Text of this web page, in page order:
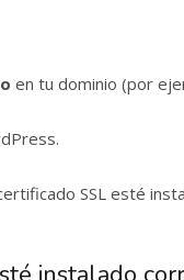
en tu dominio (por
SSL esté